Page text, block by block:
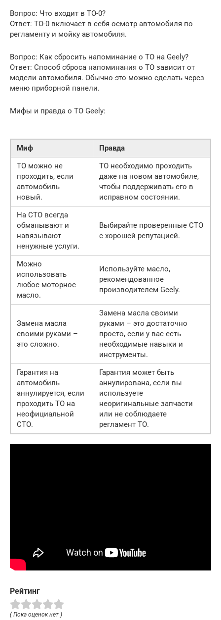
Вопрос: Что входит в ТО-0?
Ответ: ТО-0 включает в себя осмотр автомобиля по
регламенту и мойку автомобиля.
Вопрос: Как сбросить напоминание о ТО на Geely?
Ответ: Способ сброса напоминания о ТО зависит от
модели автомобиля. Обычно это можно сделать через
меню приборной панели.
Мифы и правда о ТО Geely:
Миф
Правда
ТО можно не
проходить, если
автомобиль
новый.
ТО необходимо проходить
даже на новом автомобиле,
чтобы поддерживать его в
исправном состоянии.
На СТО всегда
обманывают и
навязывают
ненужные услуги.
Выбирайте проверенные СТО
с хорошей репутацией.
Можно
использовать
любое моторное
масло.
Используйте масло,
рекомендованное
производителем Geely.
Замена масла
своими руками –
это сложно.
Замена масла своими
руками – это достаточно
просто, если у вас есть
необходимые навыки и
инструменты.
Гарантия на
автомобиль
аннулируется, если
проходить ТО на
неофициальной
СТО.
Гарантия может быть
аннулирована, если вы
используете
неоригинальные запчасти
или не соблюдаете
регламент ТО.
Рейтинг
( Пока оценок нет )